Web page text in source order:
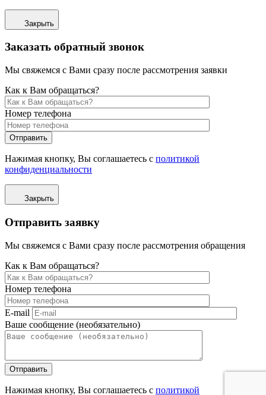
Закрыть
Заказать обратный звонок
Мы свяжемся с Вами сразу после рассмотрения заявки
Как к Вам обращаться?
Номер телефона
Отправить
Нажимая кнопку, Вы соглашаетесь с политикой
конфиденциальности
Закрыть
Отправить заявку
Мы свяжемся с Вами сразу после рассмотрения обращения
Как к Вам обращаться?
Номер телефона
E-mail
Ваше сообщение (необязательно)
Отправить
Нажимая кнопку, Вы соглашаетесь с политикой